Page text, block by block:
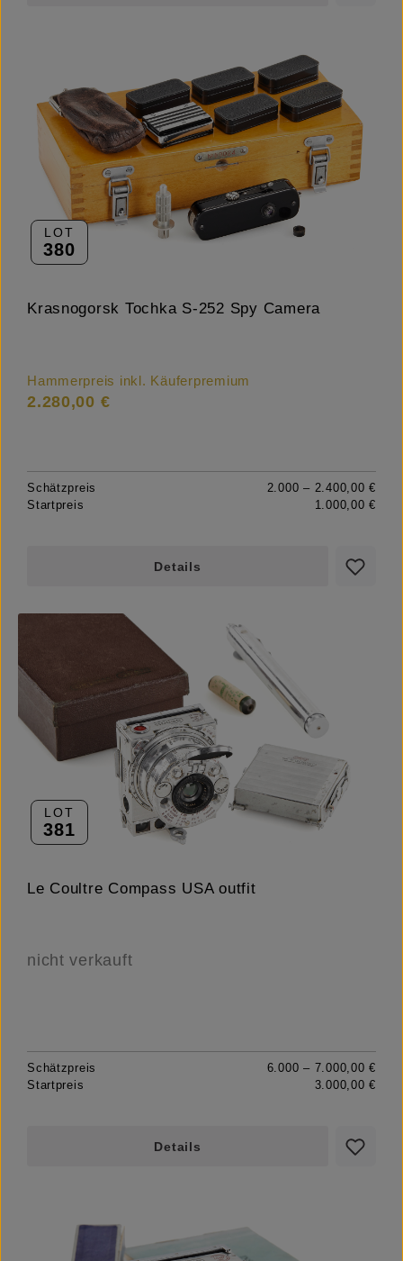
LOT
380
Krasnogorsk Tochka S-252 Spy Camera
Hammerpreis inkl. Käuferpremium
2.280,00 €
Schätzpreis
2.000 – 2.400,00 €
Startpreis
1.000,00 €
Details
LOT
381
Le Coultre Compass USA outfit
nicht verkauft
Schätzpreis
6.000 – 7.000,00 €
Startpreis
3.000,00 €
Details